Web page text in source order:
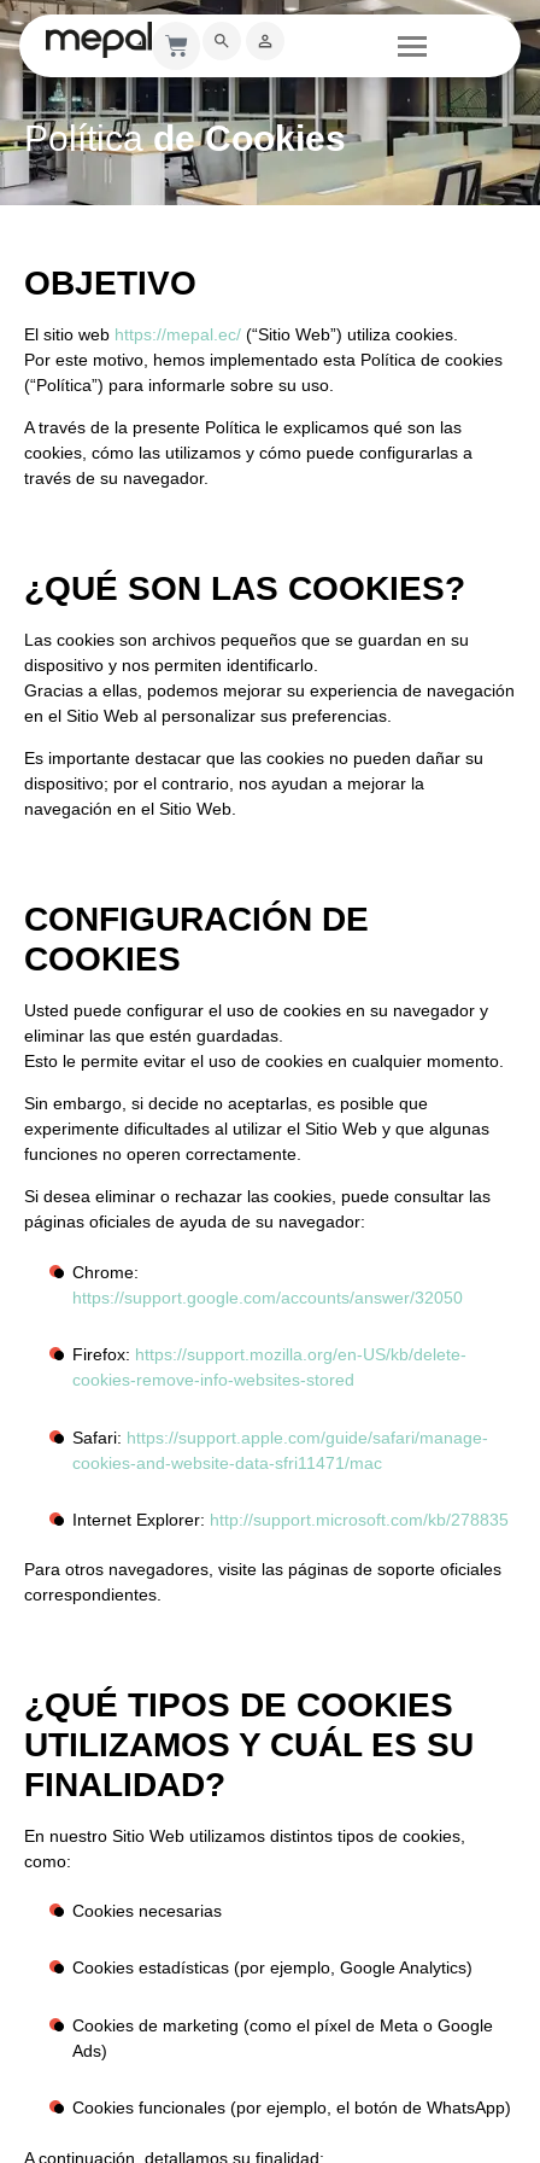
Políticade Cookies
OBJETIVO
El sitio web https://mepal.ec/ (“Sitio Web”) utiliza cookies.
Por este motivo, hemos implementado esta Política de cookies
(“Política”) para informarle sobre su uso.
A través de la presente Política le explicamos qué son las
cookies, cómo las utilizamos y cómo puede configurarlas a
través de su navegador.
¿QUÉ SON LAS COOKIES?
Las cookies son archivos pequeños que se guardan en su
dispositivo y nos permiten identificarlo
Gracias a ellas, podemos mejorar su experiencia de navegación
en el Sitio Web al personalizar sus preferencias.
Es importante destacar que las cookies no pueden dañar su
dispositivo; por el contrario, nos ayudan a mejorar la
navegación en el Sitio Web.
CONFIGURACIÓN DE
COOKIES
Usted puede configurar el uso de cookies en su navegador y
eliminar las que estén guardadas.
Esto le permite evitar el uso de cookies en cualquier momento.
Sin embargo, si decide no aceptarlas, es posible que
experimente dificultades al utilizar el Sitio Web y que algunas
funciones no operen correctamente.
Si desea eliminar o rechazar las cookies, puede consultar las
páginas oficiales de ayuda de su navegador:
Chrome:
https://support.google.com/accounts/answer/32050
Firefox: https://support.mozilla.org/en-US/kb/delete-
cookies-remove-info-websites-stored
Safari: https://support.apple.com/guide/safari/manage-
cookies-and-website-data-sfri11471/mac
Internet Explorer: http://support.microsoft.com/kb/278835
Para otros navegadores, visite las páginas de soporte oficiales
correspondientes.
¿QUÉ TIPOS DE COOKIES
UTILIZAMOS Y CUÁL ES SU
FINALIDAD?
En nuestro Sitio Web utilizamos distintos tipos de cookies,
como:
Cookies necesarias
Cookies estadísticas (por ejemplo, Google Analytics)
Cookies de marketing (como el píxel de Meta o Google
Ads)
Cookies funcionales (por ejemplo, el botón de WhatsApp)
A continuación, detallamos su finalidad: